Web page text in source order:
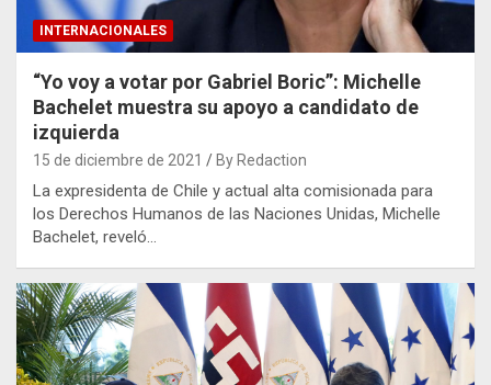
INTERNACIONALES
“Yo voy a votar por Gabriel Boric”: Michelle
Bachelet muestra su apoyo a candidato de
izquierda
15 de diciembre de 2021 By Redaction
La expresidenta de Chile y actual alta comisionada para
los Derechos Humanos de las Naciones Unidas, Michelle
Bachelet, reveló…